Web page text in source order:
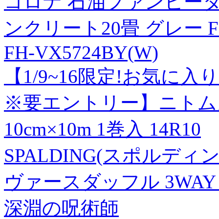
ンクリート20畳 グレー
FH-VX5724BY(W)
【1/9~16限定!お気に入
※要エントリー】ニト
10cm×10m 1巻入 14R10
SPALDING(スポルディ
ヴァースダッフル
深淵の呪術師